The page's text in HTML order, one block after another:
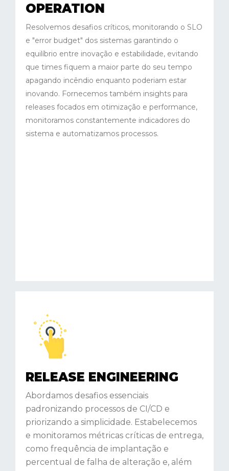
OPERATION
Resolvemos desafios críticos, monitorando o SLO
e "error budget" dos sistemas garantindo o
equilíbrio entre inovação e estabilidade, evitando
que times fiquem a maior parte do seu tempo
apagando incêndio enquanto poderiam estar
inovando. Fornecemos também insights para
releases focados em otimização e performance,
monitoramos constantemente indicadores do
sistema e automatizamos processos.
RELEASE ENGINEERING
Abordamos desafios essenciais
padronizando processos de CI/CD e
priorizando a simplicidade. Estabelecemos
e monitoramos métricas críticas de entrega,
como frequência de implantação e
percentual de falha de alteração e, além